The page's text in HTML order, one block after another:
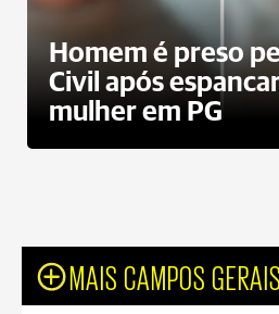
Homem é preso
Civil após
mulher em PG
MAIS CAMPOS GERAIS